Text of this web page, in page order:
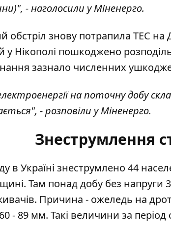
- наголосили у Міненерго.
обстріл знову потрапила ТЕС
у Нікополі пошкоджено
зазнало численних
на поточну добу
- розповіли у Міненерго.
Знеструмлення
в Україні знеструмлено 44
Там понад добу без напруги
Причина - ожеледь на
- 89 мм. Такі величини за